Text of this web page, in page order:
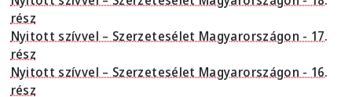
rész
Nyitott szívvel – Szerzetesélet Magyarországon - 17.
rész
Nyitott szívvel – Szerzetesélet Magyarországon - 16.
rész